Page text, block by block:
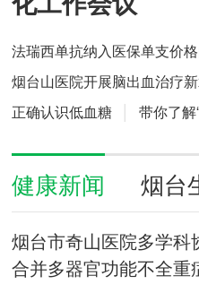
法瑞西单抗纳入医保单支价
烟台山医院开展脑出血治疗
正确认识低血糖 │ 带你了解
健康新闻 烟台
烟台市奇山医院多学
合并多器官功能不全重